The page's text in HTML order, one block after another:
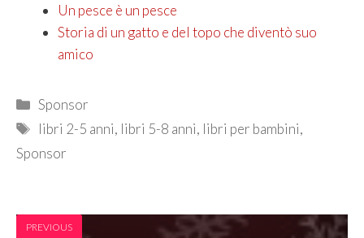
Un pesce è un pesce
Storia di un gatto e del topo che diventò suo
amico
Categories
Sponsor
Tags
libri 2-5 anni, libri 5-8 anni, libri per bambini,
Sponsor
PREVIOUS